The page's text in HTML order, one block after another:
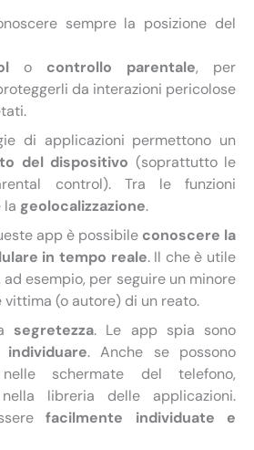
sempre la posizione del
o controllo parentale, per
da interazioni pericolose
di applicazioni permettono un
del dispositivo (soprattutto le
control). Tra le funzioni
la geolocalizzazione.
app è possibile conoscere la
in tempo reale. Il che è utile
esempio, per seguire un minore
(o autore) di un reato.
segretezza. Le app spia sono
. Anche se possono
schermate del telefono,
libreria delle applicazioni.
facilmente individuate e